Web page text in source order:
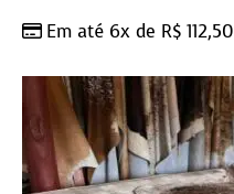
Em até 6x de R$ 112,50